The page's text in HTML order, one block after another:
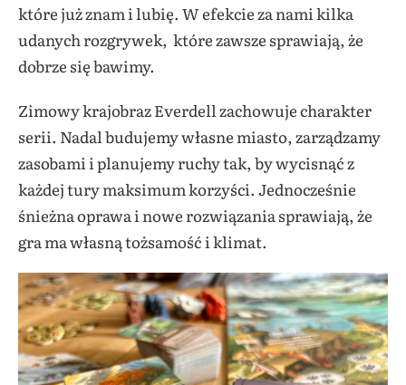
które już znam i lubię. W efekcie za nami kilka
udanych rozgrywek, które zawsze sprawiają, że
dobrze się bawimy.
Zimowy krajobraz Everdell zachowuje charakter
serii. Nadal budujemy własne miasto, zarządzamy
zasobami i planujemy ruchy tak, by wycisnąć z
każdej tury maksimum korzyści. Jednocześnie
śnieżna oprawa i nowe rozwiązania sprawiają, że
gra ma własną tożsamość i klimat.